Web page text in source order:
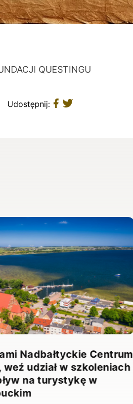
QUESTINGU
Udostępnij:
Nadbałtyckie Centrum
weź udział w szkoleniach
na turystykę w